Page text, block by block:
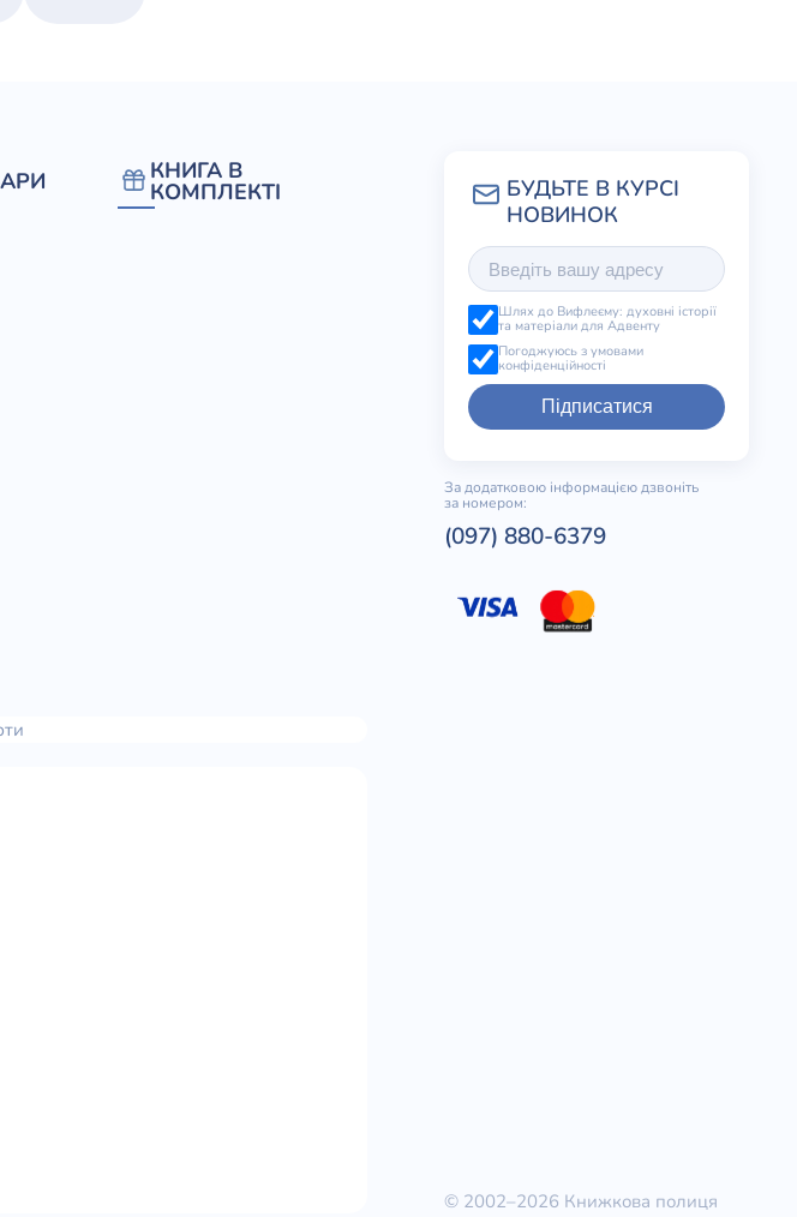
КНИГА В
КОМПЛЕКТІ
Шлях до Вифлеєму: духовні історії
та матеріали для Адвенту
Погоджуюсь з умовами
конфіденційності
Підписатися
За додатковою інформацією дзвоніть
за номером:
(097) 880-6379
© 2002–2026 Книжкова полиця